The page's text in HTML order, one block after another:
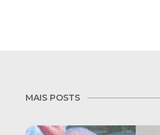
MAIS POSTS